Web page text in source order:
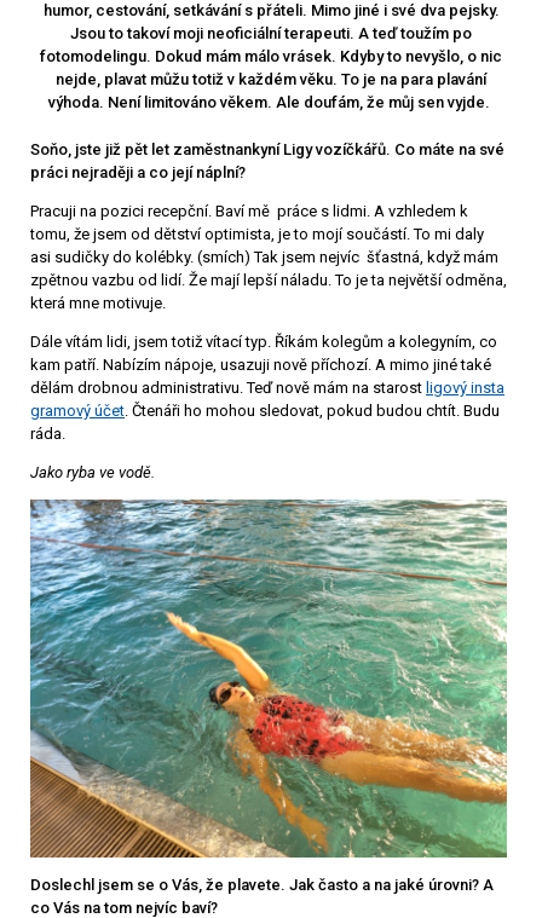
humor, cestování, setkávání s přáteli. Mimo jiné i své dva pejsky.
Jsou to takoví moji neoficiální terapeuti. A teď toužím po
fotomodelingu. Dokud mám málo vrásek. Kdyby to nevyšlo, o nic
nejde, plavat můžu totiž v každém věku. To je na para plavání
výhoda. Není limitováno věkem. Ale doufám, že můj sen vyjde.
Soňo, jste již pět let zaměstnankyní Ligy vozíčkářů. Co máte na své
práci nejraději a co její náplní?
Pracuji na pozici recepční. Baví mě práce s lidmi. A vzhledem k
tomu, že jsem od dětství optimista, je to mojí součástí. To mi daly
asi sudičky do kolébky. (smích) Tak jsem nejvíc šťastná, když mám
zpětnou vazbu od lidí. Že mají lepší náladu. To je ta největší odměna,
která mne motivuje.
Dále vítám lidi, jsem totiž vítací typ. Říkám kolegům a kolegyním, co
kam patří. Nabízím nápoje, usazuji nově příchozí. A mimo jiné také
dělám drobnou administrativu. Teď nově mám na starost ligový insta
gramový účet. Čtenáři ho mohou sledovat, pokud budou chtít. Budu
ráda.
Jako ryba ve vodě.
Doslechl jsem se o Vás, že plavete. Jak často a na jaké úrovni? A
co Vás na tom nejvíc baví?